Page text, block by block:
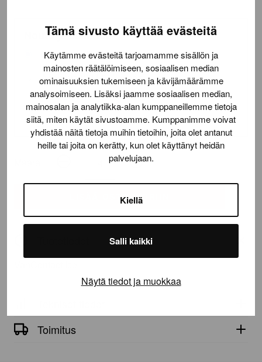
Tämä sivusto käyttää evästeitä
Käytämme evästeitä tarjoamamme sisällön ja
mainosten räätälöimiseen, sosiaalisen median
ominaisuuksien tukemiseen ja kävijämäärämme
analysoimiseen. Lisäksi jaamme sosiaalisen median,
mainosalan ja analytiikka-alan kumppaneillemme tietoja
siitä, miten käytät sivustoamme. Kumppanimme voivat
yhdistää näitä tietoja muihin tietoihin, joita olet antanut
heille tai joita on kerätty, kun olet käyttänyt heidän
palvelujaan.
Kiellä
Salli kaikki
Näytä tiedot ja muokkaa
Nouto ja asennus
Nouto toimitilasta
Asennus (22,50€/rengas)
Lue lisäätoimituksesta
Ice
LISÄÄ OSTOSKORIIN
Toimitus